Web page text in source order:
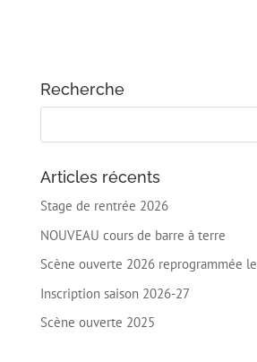
Recherche
Articles récents
Stage de rentrée 2026
NOUVEAU cours de barre à terre
Scène ouverte 2026 reprogrammée
Inscription saison 2026-27
Scène ouverte 2025